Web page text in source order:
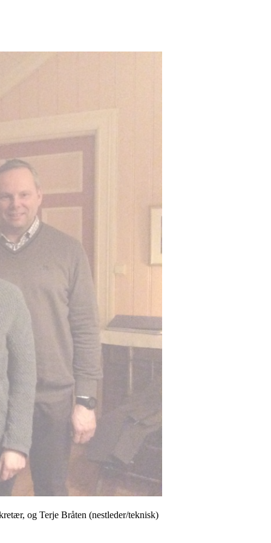
og Terje Bråten (nestleder/teknisk)